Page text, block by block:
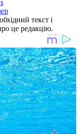
текст і
це редакцію.